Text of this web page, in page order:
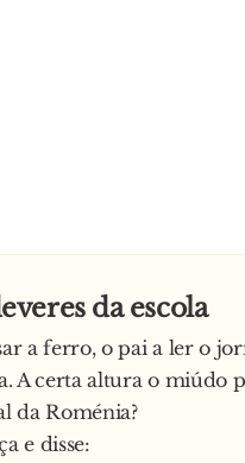
da escola
a ferro, o pai a ler o
A certa altura o miúdo
da Roménia?
e disse: